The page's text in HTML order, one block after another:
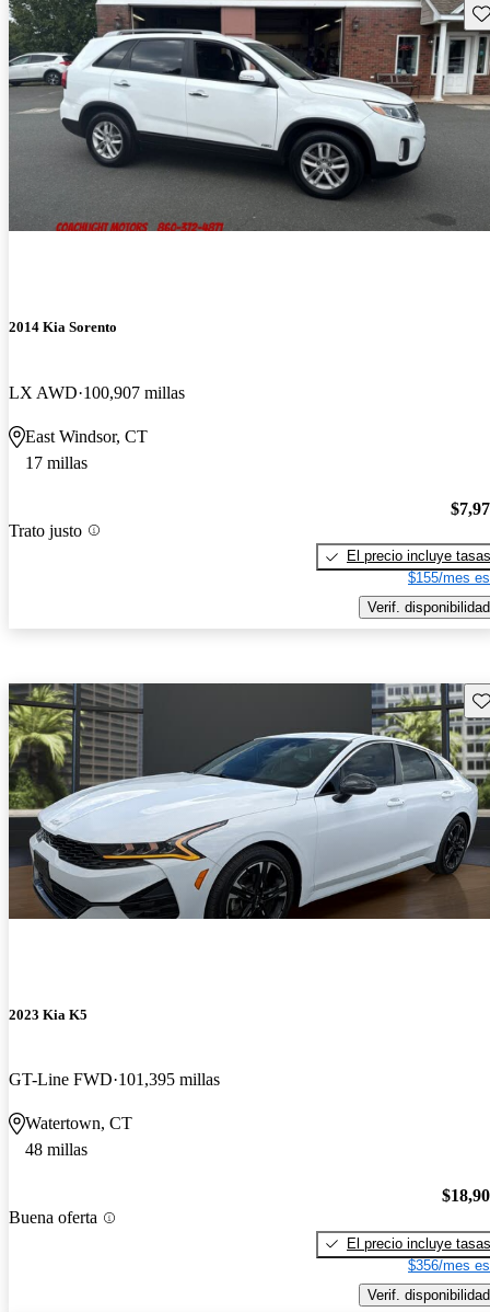
2014 Kia Sorento
LX AWD 100,907 millas
East Windsor, CT
17 millas
Trato justo
El precio incluye tasas
$155/mes
Verif. disponibilidad
2023 Kia K5
GT-Line FWD 101,395 millas
Watertown, CT
48 millas
Buena oferta
El precio incluye tasas
$356/mes
Verif. disponibilidad